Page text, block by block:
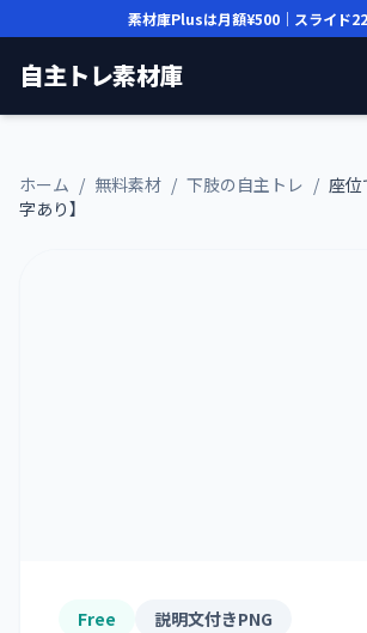
素材庫Plusは月額¥500 ｜スライド
自主トレ素材庫
ホーム / 無料素材 / 下肢の自主トレ / 座位
字あり】
Free 説明文付きPNG